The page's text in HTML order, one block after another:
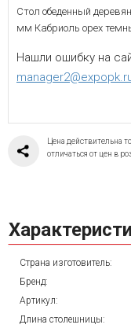
Стол обеденный
мм Кабриоль орех
Нашли ошибку на
Цена действительна
отличаться от цен в
Страна изготовитель:
Бренд:
Артикул:
Длина столешницы: